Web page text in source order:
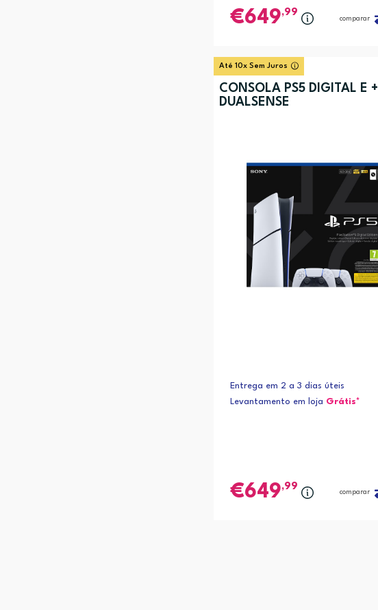
649,99
comparar
Até 10x Sem Juros
CONSOLA PS5 DIGITAL E +
DUALSENSE
Entrega em 2 a 3 dias úteis
Levantamento em loja Grátis*
649,99
comparar